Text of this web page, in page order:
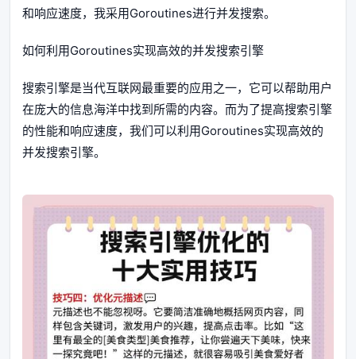
和响应速度，我采用Goroutines进行并发搜索。
如何利用Goroutines实现高效的并发搜索引擎
搜索引擎是当代互联网最重要的应用之一，它可以帮助用户
在庞大的信息海洋中找到所需的内容。而为了提高搜索引擎
的性能和响应速度，我们可以利用Goroutines实现高效的
并发搜索引擎。